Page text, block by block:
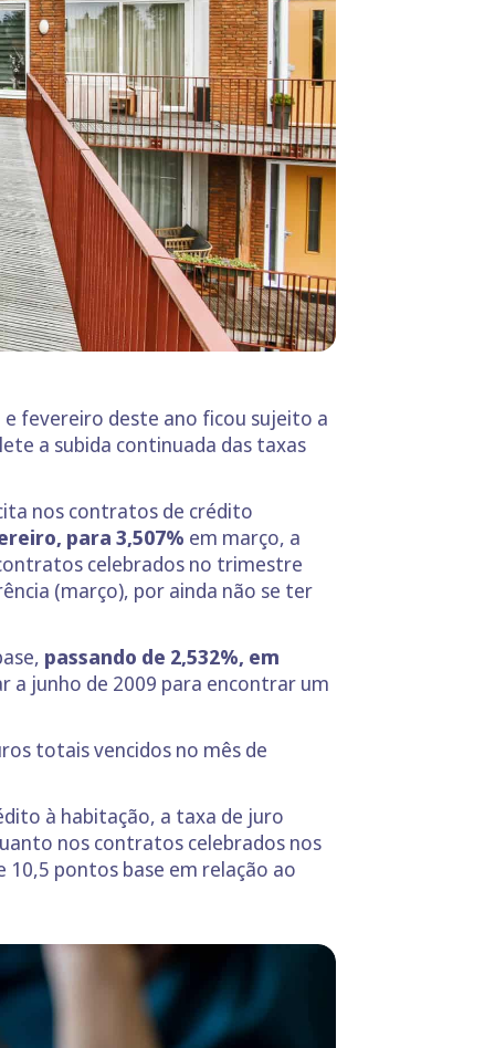
fevereiro deste ano ficou sujeito a
a subida continuada das taxas
nos contratos de crédito
para 3,507% em março, a
celebrados no trimestre
(março), por ainda não se ter
passando de 2,532%, em
a junho de 2009 para encontrar um
totais vencidos no mês de
à habitação, a taxa de juro
nos contratos celebrados nos
pontos base em relação ao